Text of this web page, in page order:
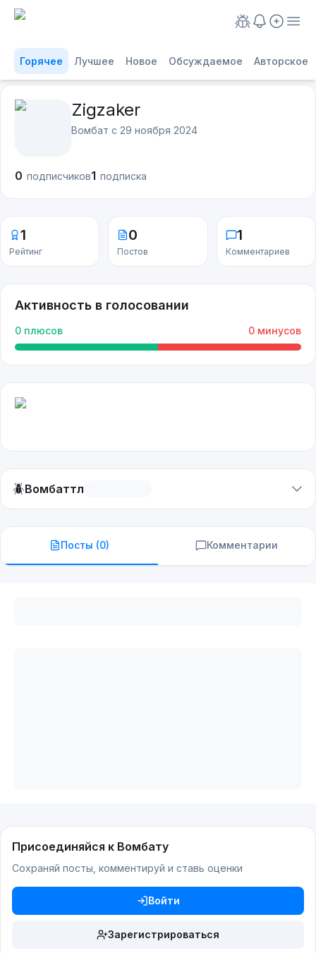
Горячее Лучшее Новое Обсуждаемое Авторское
Zigzaker
Вомбат с 29 ноября 2024
0 подписчиков1 подписка
1
Рейтинг
0
Постов
1
Комментариев
Активность в голосовании
0 плюсов 0 минусов
🪲Вомбаттл
Посты (0) Комментарии
Присоединяйся к Вомбату
Сохраняй посты, комментируй и ставь оценки
Войти
Зарегистрироваться